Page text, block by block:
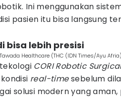
Ini menggunakan
pasien itu bisa langsung
bisa lebih presisi
Healthcare (THC (IDN Times/Ayu Afria)
CORI Robotic
real-timesebelum
solusi modern yang aman,